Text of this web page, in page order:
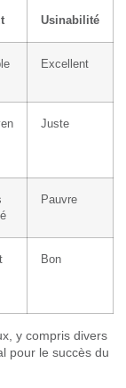
Usinabilité
Excellent
Juste
Pauvre
Bon
y compris divers
pour le succès du